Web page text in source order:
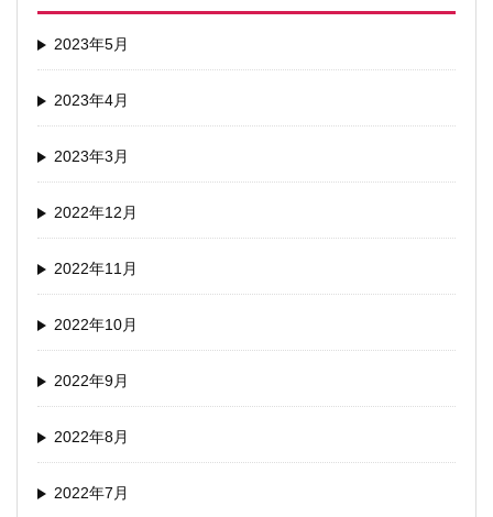
2023年5月
2023年4月
2023年3月
2022年12月
2022年11月
2022年10月
2022年9月
2022年8月
2022年7月